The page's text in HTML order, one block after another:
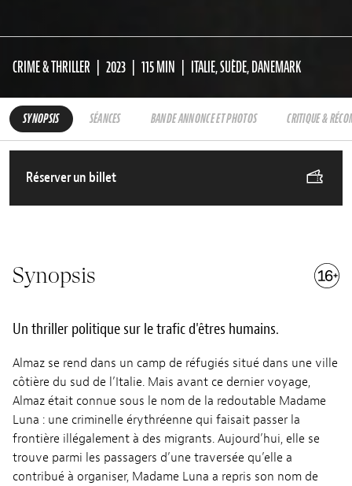
CRIME & THRILLER 2023 115 MIN ITALIE, SUÈDE, DANEMARK
SYNOPSIS SÉANCES BANDE ANNONCE ET PHOTOS CRITIQUE &
Réserver un billet
Synopsis
Un thriller politique sur le trafic d'êtres humains.
Almaz se rend dans un camp de réfugiés situé dans une ville
côtière du sud de l’Italie. Mais avant ce dernier voyage,
Almaz était connue sous le nom de la redoutable Madame
Luna : une criminelle érythréenne qui faisait passer la
frontière illégalement à des migrants. Aujourd’hui, elle se
trouve parmi les passagers d’une traversée qu’elle a
contribué à organiser, Madame Luna a repris son nom de